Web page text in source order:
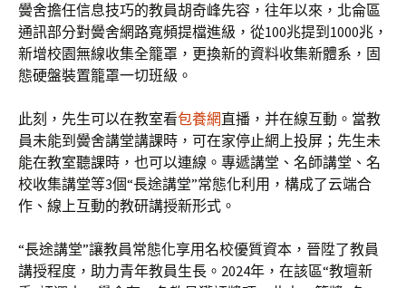
黌舍擔任信息技巧的教員胡奇峰先容，往年以來，北侖區
通訊部分對黌舍網路寬頻提檔進級，從100兆提到1000兆，
新增校園無線收集全籠罩，更換新的資料收集新體系，固
態硬盤裝置籠罩一切班級。
此刻，先生可以在教室看包養網直播，并在線互動。當教
員未能到黌舍講堂講課時，可在家停止網上投屏；先生未
能在教室聽課時，也可以連線。專遞講堂、名師講堂、名
校收集講堂等3個“長途講堂”常態化利用，構成了云端合
作、線上互動的教研講授新形式。
“長途講堂”讓教員常態化享用名校優質資本，晉陞了教員
講授程度，助力青年教員生長。2024年，在該區“教壇新